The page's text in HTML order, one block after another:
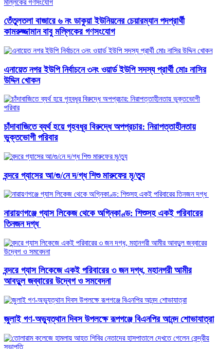
তেঁতুলতলা বাজারে ৬ নং ডাকুয়া ইউনিয়নের চেয়ারম্যান পদপ্রার্থী
কামরুজ্জামান বাবু মল্লিকের গণসংযোগ
এনায়েত নগর ইউপি নির্বাচনে ৩নং ওয়ার্ড ইউপি সদস্য প্রার্থী মোঃ নাসির
উদ্দিন খোকন
চাঁদাবাজিতে ব্যর্থ হয়ে গৃহবধূর বিরুদ্ধে অপপ্রচার: নিরাপত্তাহীনতায়
ভুক্তভোগী পরিবার
বন্দরে গ্যাসের আ/গু/নে দ/গ্ধ শিশু মারুফের মৃ/ত্যু
নারায়ণগঞ্জে গ্যাস লিকেজ থেকে অগ্নিকাণ্ড: শিশুসহ একই পরিবারের
তিনজন দগ্ধ ​
বন্দরে গ্যাস লিকেজে একই পরিবারের ৩ জন দগ্ধ, মহানগরী আমীর
আবদুুল জব্বারের উদ্বেগ ও সমবেদনা
জুলাই গণ-অভ্যুত্থান দিবস উপলক্ষে রূপগঞ্জে বিএনপির আনন্দ শোভাযাত্রা